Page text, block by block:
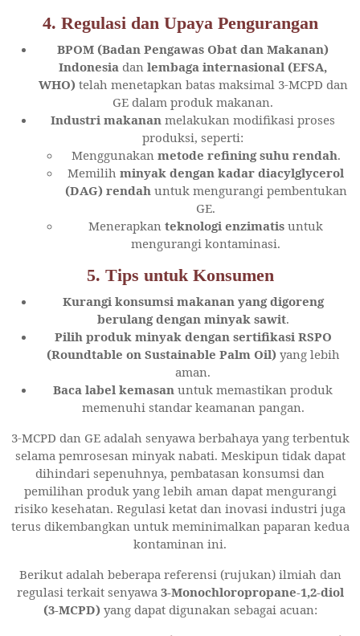
4. Regulasi dan Upaya Pengurangan
BPOM (Badan Pengawas Obat dan Makanan)
Indonesia dan lembaga internasional (EFSA,
WHO) telah menetapkan batas maksimal 3-MCPD dan
GE dalam produk makanan.
Industri makanan melakukan modifikasi proses
produksi, seperti:
Menggunakan metode refining suhu rendah.
Memilih minyak dengan kadar diacylglycerol
(DAG) rendah untuk mengurangi pembentukan
GE.
Menerapkan teknologi enzimatis untuk
mengurangi kontaminasi.
5. Tips untuk Konsumen
Kurangi konsumsi makanan yang digoreng
berulang dengan minyak sawit.
Pilih produk minyak dengan sertifikasi RSPO
(Roundtable on Sustainable Palm Oil) yang lebih
aman.
Baca label kemasan untuk memastikan produk
memenuhi standar keamanan pangan.
3-MCPD dan GE adalah senyawa berbahaya yang terbentuk
selama pemrosesan minyak nabati. Meskipun tidak dapat
dihindari sepenuhnya, pembatasan konsumsi dan
pemilihan produk yang lebih aman dapat mengurangi
risiko kesehatan. Regulasi ketat dan inovasi industri juga
terus dikembangkan untuk meminimalkan paparan kedua
kontaminan ini.
Berikut adalah beberapa referensi (rujukan) ilmiah dan
regulasi terkait senyawa 3-Monochloropropane-1,2-diol
(3-MCPD) yang dapat digunakan sebagai acuan: